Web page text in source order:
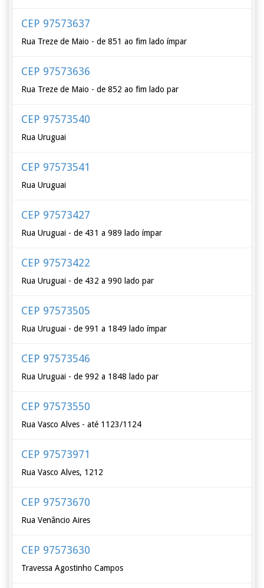
CEP 97573637
Rua Treze de Maio - de 851 ao fim lado ímpar
CEP 97573636
Rua Treze de Maio - de 852 ao fim lado par
CEP 97573540
Rua Uruguai
CEP 97573541
Rua Uruguai
CEP 97573427
Rua Uruguai - de 431 a 989 lado ímpar
CEP 97573422
Rua Uruguai - de 432 a 990 lado par
CEP 97573505
Rua Uruguai - de 991 a 1849 lado ímpar
CEP 97573546
Rua Uruguai - de 992 a 1848 lado par
CEP 97573550
Rua Vasco Alves - até 1123/1124
CEP 97573971
Rua Vasco Alves, 1212
CEP 97573670
Rua Venâncio Aires
CEP 97573630
Travessa Agostinho Campos